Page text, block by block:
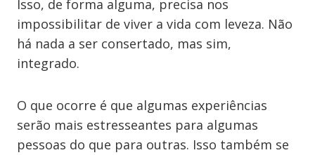
Isso, de forma alguma, precisa nos
impossibilitar de viver a vida com leveza. Não
há nada a ser consertado, mas sim,
integrado.
O que ocorre é que algumas experiências
serão mais estresseantes para algumas
pessoas do que para outras. Isso também se